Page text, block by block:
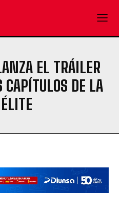
EL TRÁILER
CAPÍTULOS DE LA